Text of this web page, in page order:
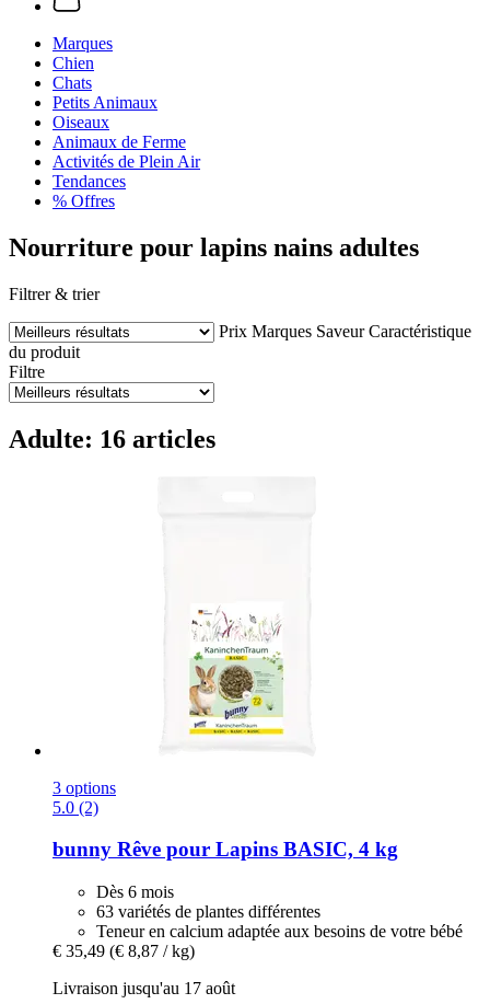
Marques
Chien
Chats
Petits Animaux
Oiseaux
Animaux de Ferme
Activités de Plein Air
Tendances
% Offres
Nourriture pour lapins nains adultes
Filtrer & trier
Prix Marques SaveurCaractéristique
du produit
Filtre
Adulte: 16 articles
3 options
5.0 (2)
bunny Rêve pour Lapins BASIC, 4 kg
Dès 6 mois
63 variétés de plantes différentes
Teneur en calcium adaptée aux besoins de votre bébé
€ 35,49 (€ 8,87 / kg)
Livraison jusqu'au 17 août